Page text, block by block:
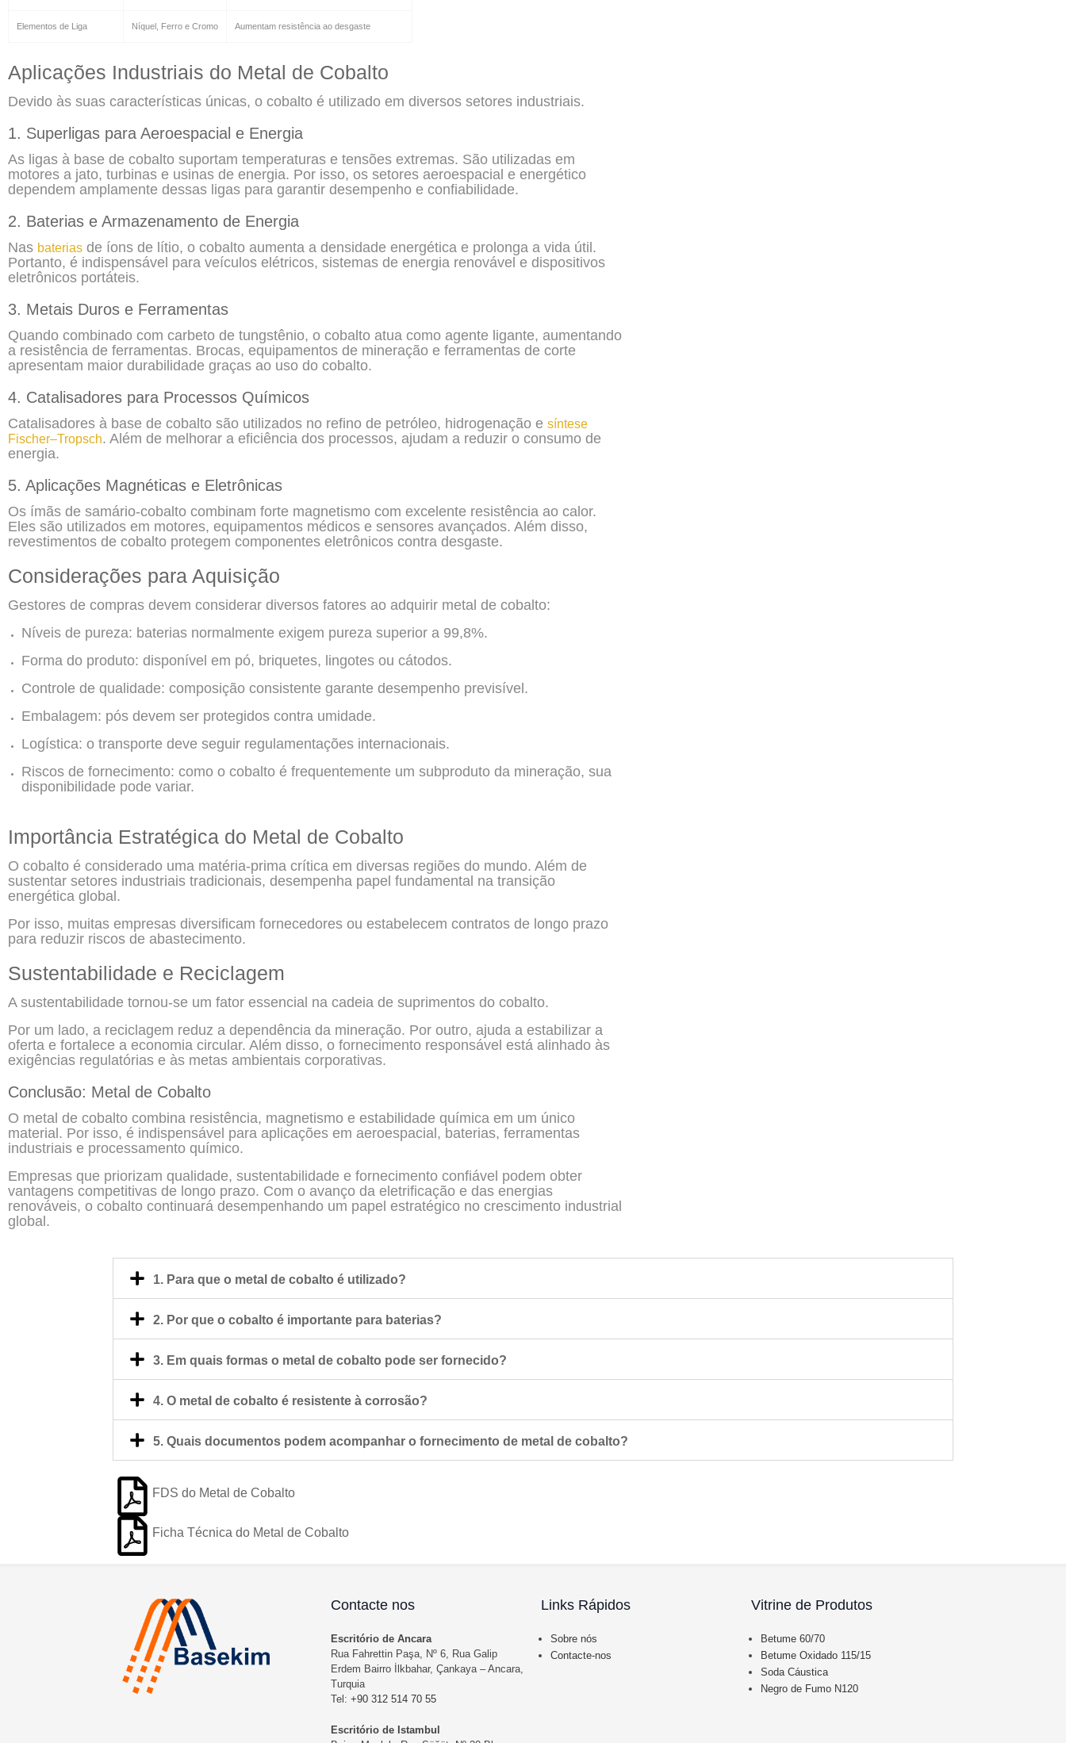
Elementos de Liga Níquel, Ferro e Cromo Aumentam resistência ao desgaste
Aplicações Industriais do Metal de Cobalto
Devido às suas características únicas, o cobalto é utilizado em diversos setores industriais.
1. Superligas para Aeroespacial e Energia
As ligas à base de cobalto suportam temperaturas e tensões extremas. São utilizadas em
motores a jato, turbinas e usinas de energia. Por isso, os setores aeroespacial e energético
dependem amplamente dessas ligas para garantir desempenho e confiabilidade.
2. Baterias e Armazenamento de Energia
Nas baterias de íons de lítio, o cobalto aumenta a densidade energética e prolonga a vida útil.
Portanto, é indispensável para veículos elétricos, sistemas de energia renovável e dispositivos
eletrônicos portáteis.
3. Metais Duros e Ferramentas
Quando combinado com carbeto de tungstênio, o cobalto atua como agente ligante, aumentando
a resistência de ferramentas. Brocas, equipamentos de mineração e ferramentas de corte
apresentam maior durabilidade graças ao uso do cobalto.
4. Catalisadores para Processos Químicos
Catalisadores à base de cobalto são utilizados no refino de petróleo, hidrogenação e síntese
Fischer–Tropsch. Além de melhorar a eficiência dos processos, ajudam a reduzir o consumo de
energia.
5. Aplicações Magnéticas e Eletrônicas
Os ímãs de samário-cobalto combinam forte magnetismo com excelente resistência ao calor.
Eles são utilizados em motores, equipamentos médicos e sensores avançados. Além disso,
revestimentos de cobalto protegem componentes eletrônicos contra desgaste.
Considerações para Aquisição
Gestores de compras devem considerar diversos fatores ao adquirir metal de cobalto:
Níveis de pureza: baterias normalmente exigem pureza superior a 99,8%.
Forma do produto: disponível em pó, briquetes, lingotes ou cátodos.
Controle de qualidade: composição consistente garante desempenho previsível.
Embalagem: pós devem ser protegidos contra umidade.
Logística: o transporte deve seguir regulamentações internacionais.
Riscos de fornecimento: como o cobalto é frequentemente um subproduto da mineração, sua
disponibilidade pode variar.
Importância Estratégica do Metal de Cobalto
O cobalto é considerado uma matéria-prima crítica em diversas regiões do mundo. Além de
sustentar setores industriais tradicionais, desempenha papel fundamental na transição
energética global.
Por isso, muitas empresas diversificam fornecedores ou estabelecem contratos de longo prazo
para reduzir riscos de abastecimento.
Sustentabilidade e Reciclagem
A sustentabilidade tornou-se um fator essencial na cadeia de suprimentos do cobalto.
Por um lado, a reciclagem reduz a dependência da mineração. Por outro, ajuda a estabilizar a
oferta e fortalece a economia circular. Além disso, o fornecimento responsável está alinhado às
exigências regulatórias e às metas ambientais corporativas.
Conclusão: Metal de Cobalto
O metal de cobalto combina resistência, magnetismo e estabilidade química em um único
material. Por isso, é indispensável para aplicações em aeroespacial, baterias, ferramentas
industriais e processamento químico.
Empresas que priorizam qualidade, sustentabilidade e fornecimento confiável podem obter
vantagens competitivas de longo prazo. Com o avanço da eletrificação e das energias
renováveis, o cobalto continuará desempenhando um papel estratégico no crescimento industrial
global.
1. Para que o metal de cobalto é utilizado?
2. Por que o cobalto é importante para baterias?
3. Em quais formas o metal de cobalto pode ser fornecido?
4. O metal de cobalto é resistente à corrosão?
5. Quais documentos podem acompanhar o fornecimento de metal de cobalto?
FDS do Metal de Cobalto
Ficha Técnica do Metal de Cobalto
Contacte nos
Escritório de Ancara
Rua Fahrettin Paşa, Nº 6, Rua Galip
Erdem Bairro İlkbahar, Çankaya – Ancara,
Turquia
Tel: +90 312 514 70 55
Escritório de Istambul
Links Rápidos
Sobre nós
Contacte-nos
Vitrine de Produtos
Betume 60/70
Betume Oxidado 115/15
Soda Cáustica
Negro de Fumo N120